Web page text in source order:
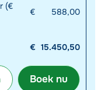
(€
€ 588,00
€ 15.450,50
Boek nu